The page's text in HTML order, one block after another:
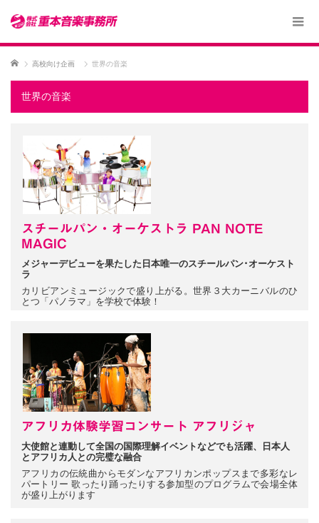
ホーム 高校向け企画 世界の音楽
世界の音楽
スチールパン・オーケストラ PAN NOTE
MAGIC
メジャーデビューを果たした日本唯一のスチールパン･オーケスト
ラ
カリビアンミュージックで盛り上がる。世界３大カーニバルのひ
とつ「パノラマ」を学校で体験！
アフリカ体験学習コンサート アフリジャ
大使館と連動して全国の国際理解イベントなどでも活躍、日本人
とアフリカ人との完璧な融合
アフリカの伝統曲からモダンなアフリカンポップスまで多彩なレ
パートリー 歌ったり踊ったりする参加型のプログラムで会場全体
が盛り上がります